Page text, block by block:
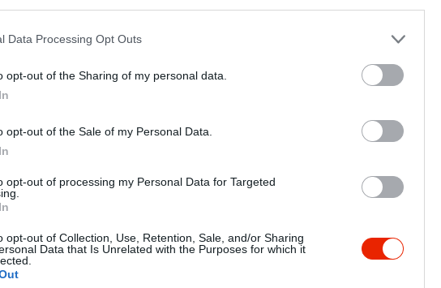
Data Processing Opt Outs
opt-out of the Sharing of my personal data.
opt-out of the Sale of my Personal Data.
opt-out of processing my Personal Data for Targeted
opt-out of Collection, Use, Retention, Sale, and/or Sharing
Data that Is Unrelated with the Purposes for which it